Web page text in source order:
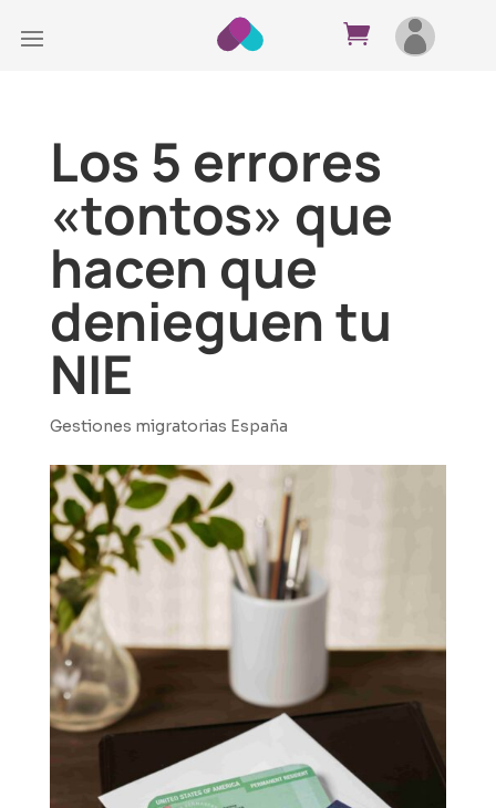
Los 5 errores
«tontos» que
hacen que
denieguen tu
NIE
Gestiones migratorias España